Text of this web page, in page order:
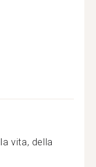
vita, della